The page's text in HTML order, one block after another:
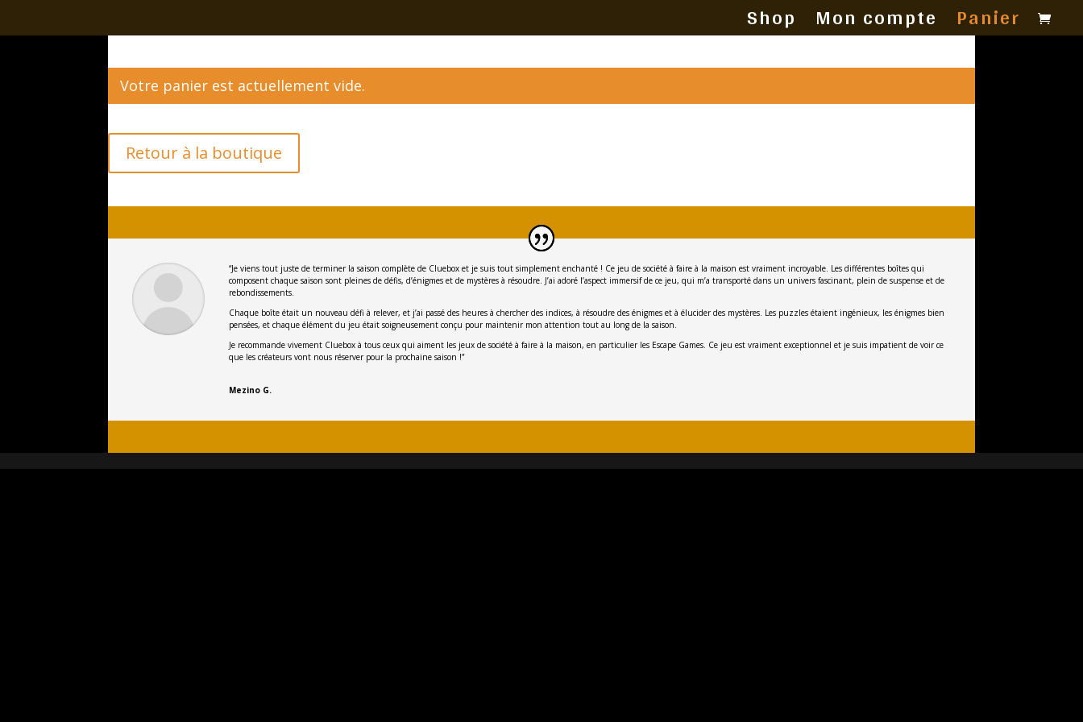
Shop Mon compte Panier
Votre panier est actuellement vide.
Retour à la boutique
“Je viens tout juste de terminer la saison complète de Cluebox et je suis tout simplement enchanté ! Ce jeu de société à faire à la maison est vraiment incroyable. Les différentes boîtes qui
composent chaque saison sont pleines de défis, d’énigmes et de mystères à résoudre. J’ai adoré l’aspect immersif de ce jeu, qui m’a transporté dans un univers fascinant, plein de suspense et de
rebondissements.
Chaque boîte était un nouveau défi à relever, et j’ai passé des heures à chercher des indices, à résoudre des énigmes et à élucider des mystères. Les puzzles étaient ingénieux, les énigmes bien
pensées, et chaque élément du jeu était soigneusement conçu pour maintenir mon attention tout au long de la saison.
Je recommande vivement Cluebox à tous ceux qui aiment les jeux de société à faire à la maison, en particulier les Escape Games. Ce jeu est vraiment exceptionnel et je suis impatient de voir ce
que les créateurs vont nous réserver pour la prochaine saison !”
Mezino G.